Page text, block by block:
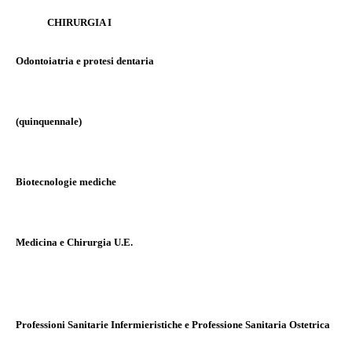
CHIRURGIA I
Odontoiatria e protesi dentaria
(quinquennale)
Biotecnologie mediche
Medicina e Chirurgia U.E.
Professioni Sanitarie Infermieristiche e Professione Sanitaria Ostetrica